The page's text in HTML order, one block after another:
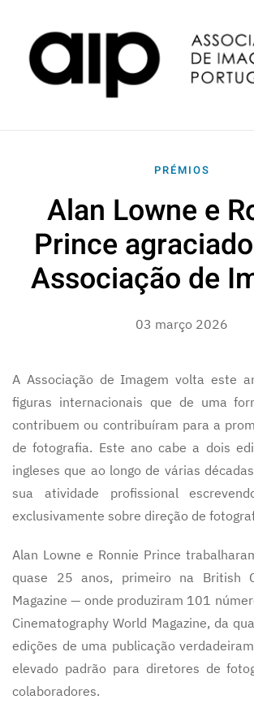
PRÉMIOS
Alan Lowne e
Prince
Associação de
03 março 2026
A Associação de Imagem volta este
figuras internacionais que de uma
contribuem ou contribuíram para a
de fotografia. Este ano cabe a dois
ingleses que ao longo de várias
sua atividade profissional
exclusivamente sobre direção de
Alan Lowne e Ronnie Prince
quase 25 anos, primeiro na British
Magazine — onde produziram 101
Cinematography World Magazine, da
edições de uma publicação
elevado padrão para diretores de
colaboradores.